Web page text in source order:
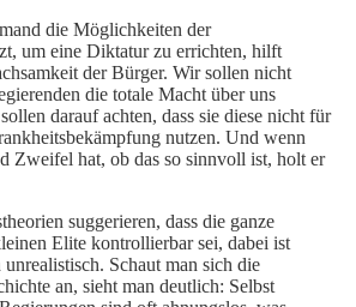
die Möglichkeiten der
um eine Diktatur zu errichten, hilft
der Bürger. Wir sollen nicht
die totale Macht über uns
darauf achten, dass sie diese nicht für
nutzen. Und wenn
Zweifel hat, ob das so sinnvoll ist, holt er
suggerieren, dass die ganze
Elite kontrollierbar sei, dabei ist
Schaut man sich die
an, sieht man deutlich: Selbst